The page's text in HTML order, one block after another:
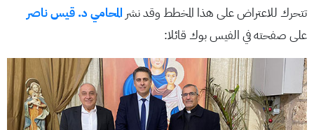
تتحرك للاعتراض على هذا المخطط وقد نشر المحامي د. قيس ناصر
على صفحته في الفيس بوك قائلا: